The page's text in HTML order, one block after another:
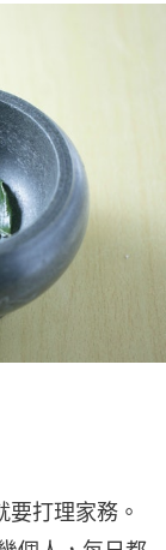
要打理家務。